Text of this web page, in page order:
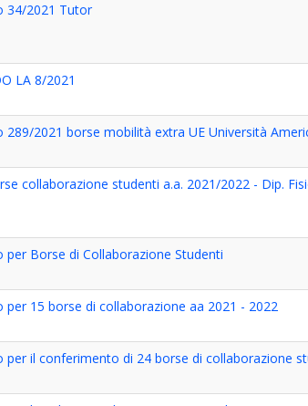
34/2021 Tutor
LA 8/2021
289/2021 borse mobilità extra UE Università
collaborazione studenti a.a. 2021/2022 - Dip.
per Borse di Collaborazione Studenti
per 15 borse di collaborazione aa 2021 - 2022
per il conferimento di 24 borse di collaborazione